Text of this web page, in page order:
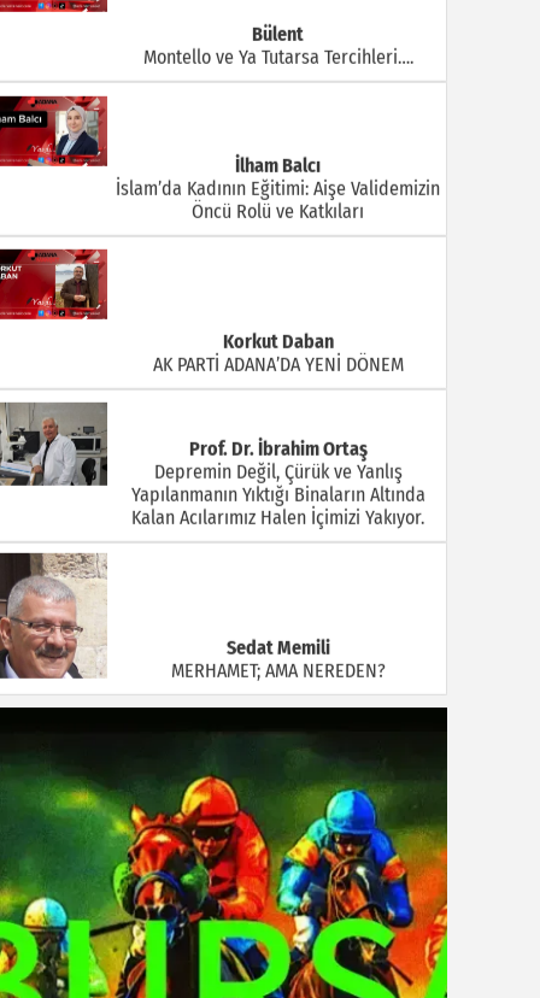
Bülent
Montello ve Ya Tutarsa Tercihleri….
İlham Balcı
İslam’da Kadının Eğitimi: Aişe Validemizin
Öncü Rolü ve Katkıları
Korkut Daban
AK PARTİ ADANA’DA YENİ DÖNEM
Prof. Dr. İbrahim Ortaş
Depremin Değil, Çürük ve Yanlış
Yapılanmanın Yıktığı Binaların Altında
Kalan Acılarımız Halen İçimizi Yakıyor.
Sedat Memili
MERHAMET; AMA NEREDEN?
Ünsal Özdiker
Bunları Biliyor muydunuz?